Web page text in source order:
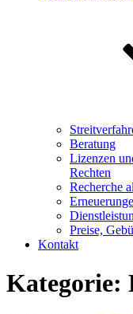
Beratung
Lizenzen
Rechten
Recherche
Preise,
Kontakt
Kategorie: